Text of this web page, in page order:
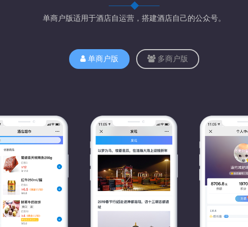
单商户版适用于酒店自运营，搭建酒店自己的公众号。
单商户版 多商户版